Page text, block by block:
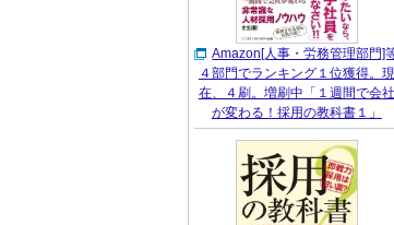
Amazon[人事・労務管理部門]
４部門でランキング１位獲得。現
在、４刷。増刷中「１週間で会社
が変わる！採用の教科書１」